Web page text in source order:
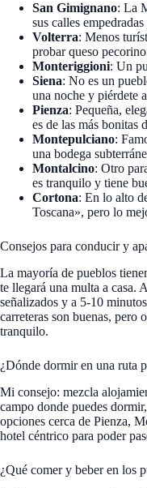
San Gimignano: La
sus calles
Volterra: Menos
probar queso
Monteriggioni: Un
Siena: No es un
una noche y piérdete
Pienza: Pequeña,
es de las más bonitas
Montepulciano:
una bodega
Montalcino: Otro
es tranquilo y tiene
Cortona: En lo alto
Toscana», pero lo
Consejos para conducir y
La mayoría de pueblos
te llegará una multa a casa.
señalizados y a 5-10
carreteras son buenas, pero
tranquilo.
¿Dónde dormir en una ruta
Mi consejo: mezcla
campo donde puedes
opciones cerca de Pienza,
hotel céntrico para poder
¿Qué comer y beber en los